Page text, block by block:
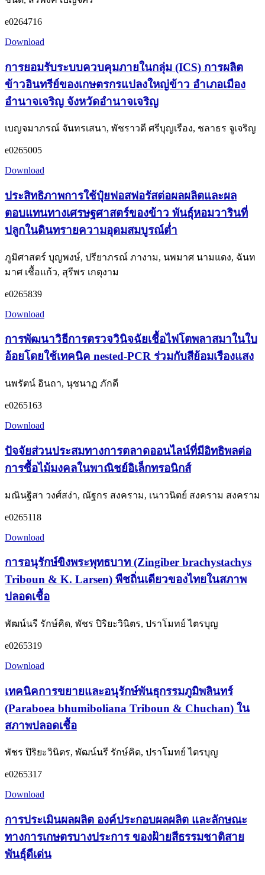
e0264716
Download
การยอมรับระบบควบคุมภายในกลุ่ม (ICS) การผลิต
ข้าวอินทรีย์ของเกษตรกรแปลงใหญ่ข้าว อำเภอเมือง
อำนาจเจริญ จังหวัดอำนาจเจริญ
เบญจมาภรณ์ จันทรเสนา, พัชราวดี ศรีบุญเรือง, ชลาธร จูเจริญ
e0265005
Download
ประสิทธิภาพการใช้ปุ๋ยฟอสฟอรัสต่อผลผลิตและผล
ตอบแทนทางเศรษฐศาสตร์ของข้าว พันธุ์หอมวารินที่
ปลูกในดินทรายความอุดมสมบูรณ์ต่ำ
ภูมิศาสตร์ บุญพงษ์, ปรียาภรณ์ ภางาม, นพมาศ นามแดง, ฉันท
มาศ เชื้อแก้ว, สุรีพร เกตุงาม
e0265839
Download
การพัฒนาวิธีการตรวจวินิจฉัยเชื้อไฟโตพลาสมาในใบ
อ้อยโดยใช้เทคนิค nested-PCR ร่วมกับสีย้อมเรืองแสง
นพรัตน์ อินถา, นุชนาฏ ภักดี
e0265163
Download
ปัจจัยส่วนประสมทางการตลาดออนไลน์ที่มีอิทธิพลต่อ
การซื้อไม้มงคลในพาณิชย์อิเล็กทรอนิกส์
มณินฐิสา วงศ์สง่า, ณัฐกร สงคราม, เนาวนิตย์ สงคราม สงคราม
e0265118
Download
การอนุรักษ์ขิงพระพุทธบาท (Zingiber brachystachys
Triboun & K. Larsen) พืชถิ่นเดียวของไทยในสภาพ
ปลอดเชื้อ
พัฒน์นรี รักษ์คิด, พัชร ปิริยะวินิตร, ปราโมทย์ ไตรบุญ
e0265319
Download
เทคนิคการขยายและอนุรักษ์พันธุกรรมภูมิพลินทร์
(Paraboea bhumiboliana Triboun & Chuchan) ใน
สภาพปลอดเชื้อ
พัชร ปิริยะวินิตร, พัฒน์นรี รักษ์คิด, ปราโมทย์ ไตรบุญ
e0265317
Download
การประเมินผลผลิต องค์ประกอบผลผลิต และลักษณะ
ทางการเกษตรบางประการ ของฝ้ายสีธรรมชาติสาย
พันธุ์ดีเด่น